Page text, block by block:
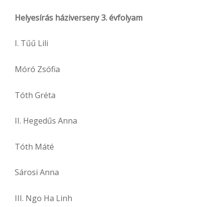
Helyesírás háziverseny 3. évfolyam
I. Tűű Lili
Móró Zsófia
Tóth Gréta
II. Hegedűs Anna
Tóth Máté
Sárosi Anna
III. Ngo Ha Linh